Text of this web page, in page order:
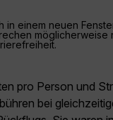
in einem neuen
möglicherweise
pro Person und
bei